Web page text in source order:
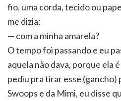
fio, uma corda, tecido ou
me dizia:
— com a minha amarela?
O tempo foi passando e eu
aquela não dava, porque ela
pediu pra tirar esse (gancho)
Swoops e da Mimi, eu disse